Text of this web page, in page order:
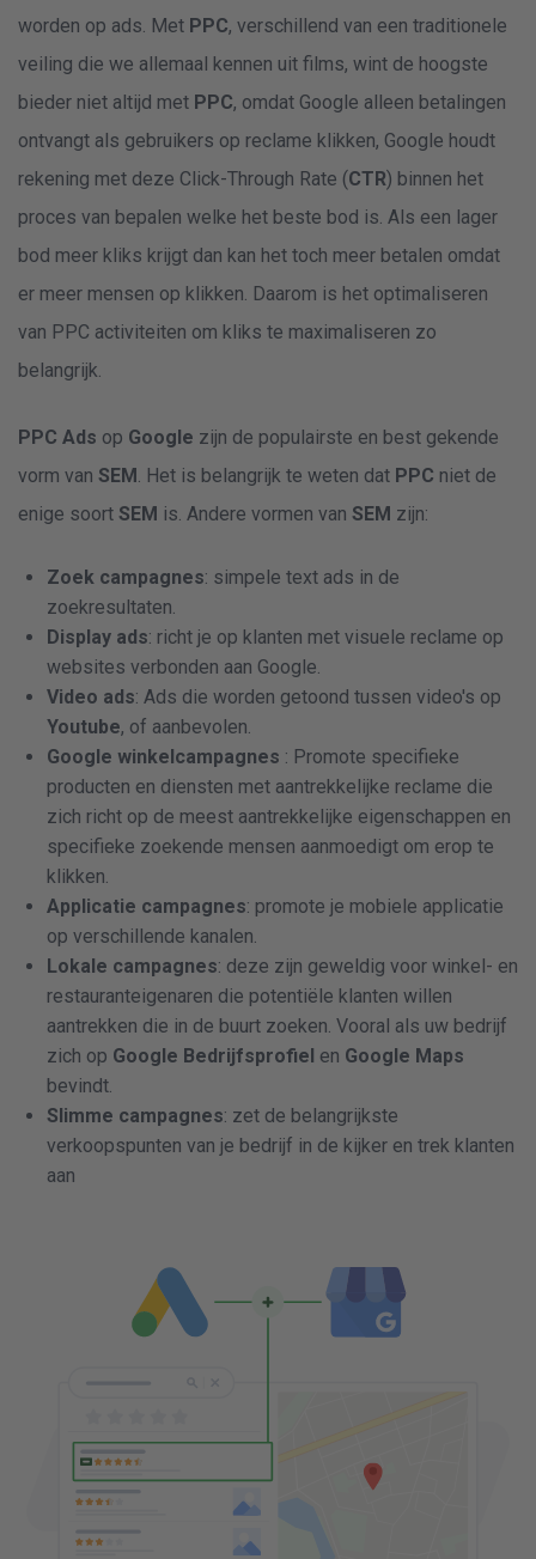
worden op ads. Met PPC, verschillend van een traditionele
veiling die we allemaal kennen uit films, wint de hoogste
bieder niet altijd met PPC, omdat Google alleen betalingen
ontvangt als gebruikers op reclame klikken, Google houdt
rekening met deze Click-Through Rate (CTR) binnen het
proces van bepalen welke het beste bod is. Als een lager
bod meer kliks krijgt dan kan het toch meer betalen omdat
er meer mensen op klikken. Daarom is het optimaliseren
van PPC activiteiten om kliks te maximaliseren zo
belangrijk.
PPC Ads op Google zijn de populairste en best gekende
vorm van SEM. Het is belangrijk te weten dat PPC niet de
enige soort SEM is. Andere vormen van SEM zijn:
Zoek campagnes: simpele text ads in de
zoekresultaten.
Display ads: richt je op klanten met visuele reclame op
websites verbonden aan Google.
Video ads: Ads die worden getoond tussen video's op
Youtube, of aanbevolen.
Google winkelcampagnes : Promote specifieke
producten en diensten met aantrekkelijke reclame die
zich richt op de meest aantrekkelijke eigenschappen en
specifieke zoekende mensen aanmoedigt om erop te
klikken.
Applicatie campagnes: promote je mobiele applicatie
op verschillende kanalen.
Lokale campagnes: deze zijn geweldig voor winkel- en
restauranteigenaren die potentiële klanten willen
aantrekken die in de buurt zoeken. Vooral als uw bedrijf
zich op Google Bedrijfsprofiel en Google Maps
bevindt.
Slimme campagnes: zet de belangrijkste
verkoopspunten van je bedrijf in de kijker en trek klanten
aan